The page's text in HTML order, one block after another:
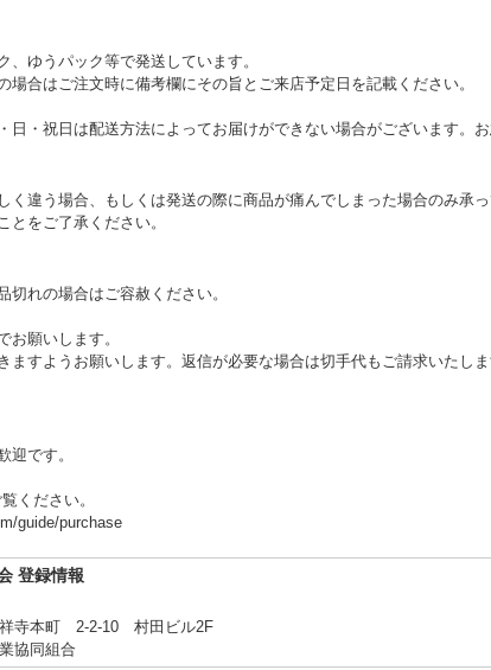
、ゆうパック等で発送しています。
場合はご注文時に備考欄にその旨とご来店予定日を記載ください。
・祝日は配送方法によってお届けができない場合がございます。
く違う場合、もしくは発送の際に商品が痛んでしまった場合のみ承っ
とをご了承ください。
切れの場合はご容赦ください。
お願いします。
ますようお願いします。返信が必要な場合は切手代もご請求いたしま
迎です。
ください。
guide/purchase
登録情報
祥寺本町 2-2-10 村田ビル2F
協同組合